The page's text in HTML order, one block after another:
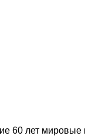
60 лет мировые